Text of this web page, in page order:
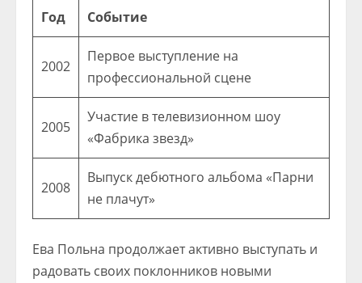
Год Событие
2002
Первое выступление на
профессиональной сцене
2005
Участие в телевизионном шоу
«Фабрика звезд»
2008
Выпуск дебютного альбома «Парни
не плачут»
Ева Польна продолжает активно выступать и
радовать своих поклонников новыми